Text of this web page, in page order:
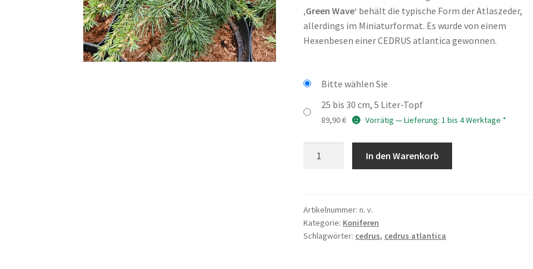
‚Green Wave‘ behält die typische Form der Atlaszeder,
allerdings im Miniaturformat. Es wurde von einem
Hexenbesen einer CEDRUS atlantica gewonnen.
Bitte wählen Sie
25 bis 30 cm, 5 Liter-Topf
89,90€ Vorrätig — Lieferung: 1 bis 4 Werktage *
Menge
In den Warenkorb
Artikelnummer:n. v.
Kategorie: Koniferen
Schlagwörter: cedrus, cedrus atlantica